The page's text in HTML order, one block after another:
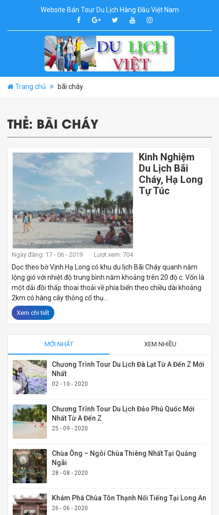
Website Bán Tour Du Lịch Hàng Đầu Việt Nam
Trang chủ bãi cháy
THẺ: BÃI CHÁY
Kinh Nghiệm
Du Lịch Bãi
Cháy, Hạ Long
Tự Túc
Ngày đăng: 17 - 06 - 2019 Lượt xem: 704
Dọc theo bờ Vịnh Hạ Long có khu du lịch Bãi Cháy quanh năm
lộng gió với nhiệt độ trung bình năm khoảng trên 20 độ c. Vốn là
một dải đồi thấp thoai thoải về phía biển theo chiều dài khoảng
2km có hàng cây thông cổ thụ...
Xem chi tiết
MỚI NHẤT XEM NHIỀU
Chương Trình Tour Du Lịch Đà Lạt Từ A Đến Z Mới
Nhất
02 - 10 - 2020
Chương Trình Tour Du Lịch Đảo Phú Quốc Mới
Nhất Từ A Đến Z
25 - 09 - 2020
Chùa Ông – Ngôi Chùa Thiêng Nhất Tại Quảng
Ngãi
28 - 08 - 2020
Khám Phá Chùa Tôn Thạnh Nổi Tiếng Tại Long An
26 - 06 - 2020